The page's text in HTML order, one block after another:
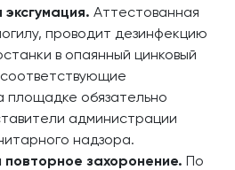
Аттестованная
проводит дезинфекцию
в опаянный цинковый
площадке обязательно
администрации
надзора.
захоронение. По